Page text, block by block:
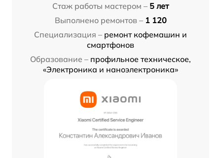
Стаж работы мастером – 5 лет
Выполнено ремонтов – 1 120
Специализация – ремонт кофемашин и
смартфонов
Образование – профильное техническое,
«Электроника и наноэлектроника»